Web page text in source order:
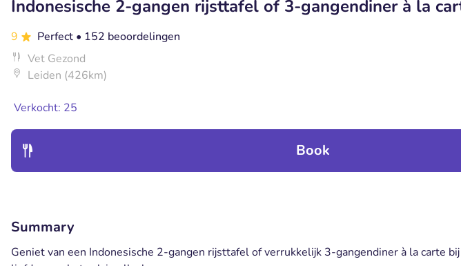
Indonesische 2-gangen rijsttafel of 3-gangendiner à la
9 Perfect • 152 beoordelingen
Vet Gezond
Leiden (426km)
Verkocht: 25
Book
Summary
Geniet van een Indonesische 2-gangen rijsttafel of verrukkelijk 3-gangendiner à la carte